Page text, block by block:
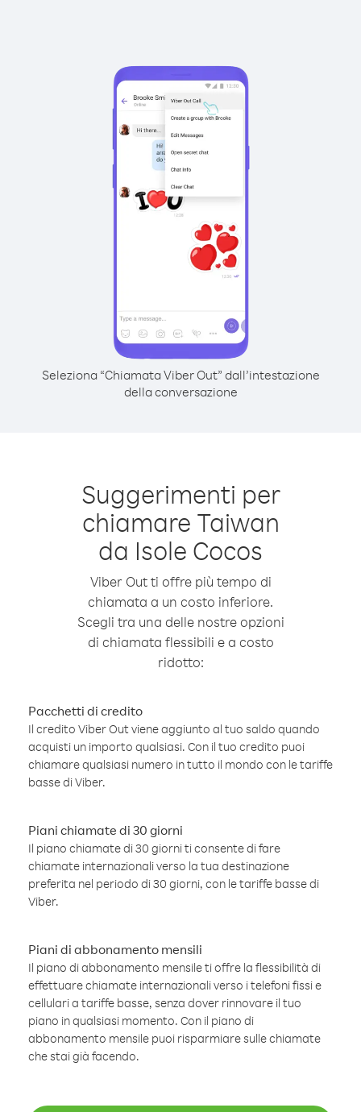
Seleziona “Chiamata Viber Out” dall’intestazione
della conversazione
Suggerimenti per
chiamare Taiwan
da Isole Cocos
Viber Out ti offre più tempo di
chiamata a un costo inferiore.
Scegli tra una delle nostre opzioni
di chiamata flessibili e a costo
ridotto:
Pacchetti di credito
Il credito Viber Out viene aggiunto al tuo saldo quando
acquisti un importo qualsiasi. Con il tuo credito puoi
chiamare qualsiasi numero in tutto il mondo con le tariffe
basse di Viber.
Piani chiamate di 30 giorni
Il piano chiamate di 30 giorni ti consente di fare
chiamate internazionali verso la tua destinazione
preferita nel periodo di 30 giorni, con le tariffe basse di
Viber.
Piani di abbonamento mensili
Il piano di abbonamento mensile ti offre la flessibilità di
effettuare chiamate internazionali verso i telefoni fissi e
cellulari a tariffe basse, senza dover rinnovare il tuo
piano in qualsiasi momento. Con il piano di
abbonamento mensile puoi risparmiare sulle chiamate
che stai già facendo.